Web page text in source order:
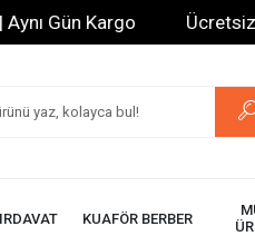
Gün Kargo Ücretsiz
KUAFÖR BERBER